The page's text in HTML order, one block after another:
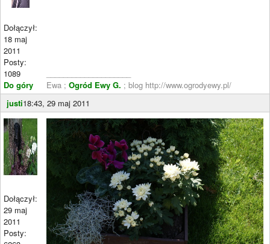
Dołączył:
18 maj
2011
Posty:
1089
Do góry
Ewa ; Ogród Ewy G. ; blog http://www.ogrodyewy.pl/
justi18:43, 29 maj 2011
Dołączył:
29 maj
2011
Posty: